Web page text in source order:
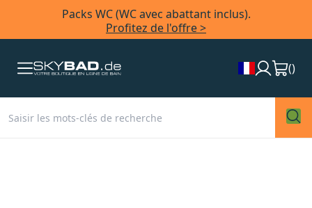
Packs WC (WC avec abattant inclus).
Profitez de l'offre >
()